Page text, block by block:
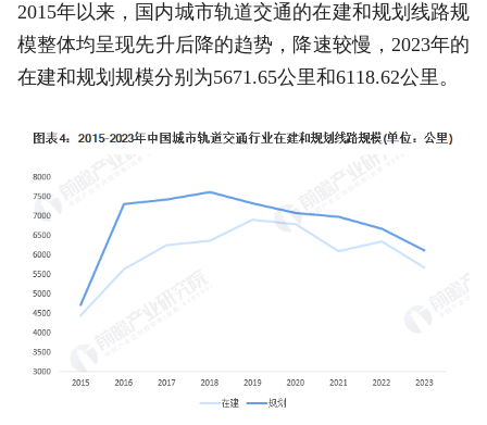
2015年以来，国内城市轨道交通的在建和规划线路规
模整体均呈现先升后降的趋势，降速较慢，2023年的
在建和规划规模分别为5671.65公里和6118.62公里。